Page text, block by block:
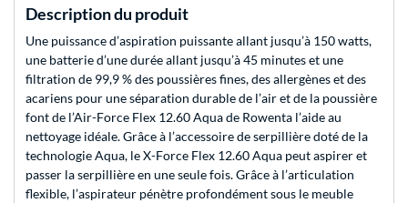
Description du produit
Une puissance d’aspiration puissante allant jusqu’à 150 watts,
une batterie d’une durée allant jusqu’à 45 minutes et une
filtration de 99,9 % des poussières fines, des allergènes et des
acariens pour une séparation durable de l’air et de la poussière
font de l’Air-Force Flex 12.60 Aqua de Rowenta l’aide au
nettoyage idéale. Grâce à l’accessoire de serpillière doté de la
technologie Aqua, le X-Force Flex 12.60 Aqua peut aspirer et
passer la serpillière en une seule fois. Grâce à l’articulation
flexible, l’aspirateur pénètre profondément sous le meuble